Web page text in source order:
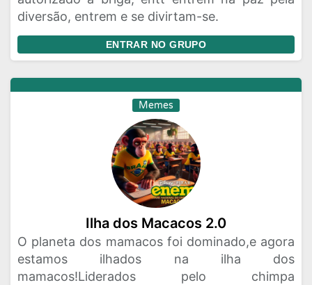
diversão, entrem e se divirtam-se.
ENTRAR NO GRUPO
Memes
Ilha dos Macacos 2.0
O planeta dos mamacos foi dominado,e agora
estamos ilhados na ilha dos
mamacos!Liderados pelo chimpa